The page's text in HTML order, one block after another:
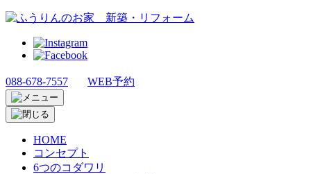
088-678-7557 WEB予約
HOME
コンセプト
6つのコダワリ